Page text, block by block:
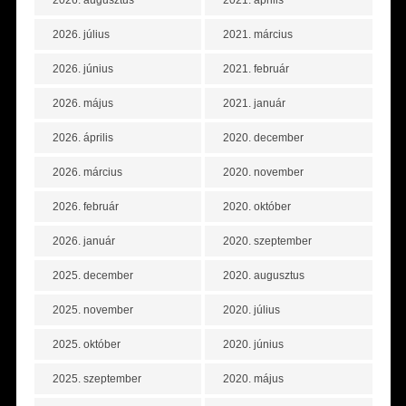
2026. július
2026. június
2026. május
2026. április
2026. március
2026. február
2026. január
2025. december
2025. november
2025. október
2025. szeptember
2021. március
2021. február
2021. január
2020. december
2020. november
2020. október
2020. szeptember
2020. augusztus
2020. július
2020. június
2020. május